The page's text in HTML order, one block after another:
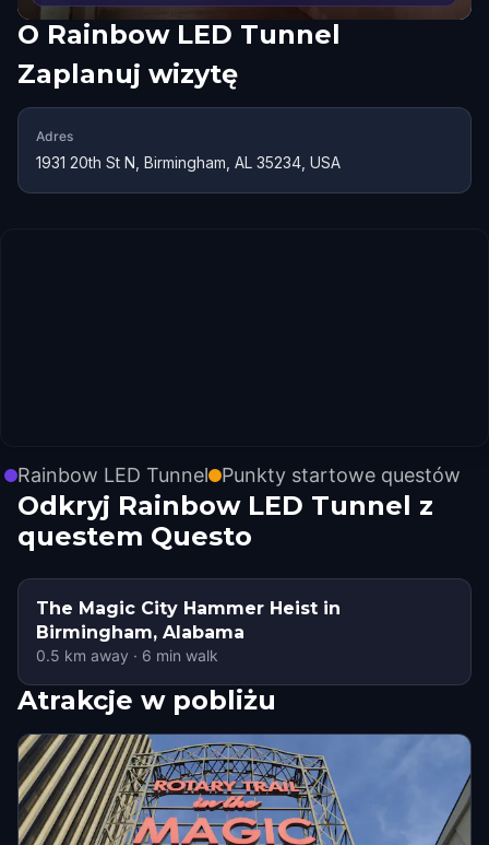
O Rainbow LED Tunnel
Zaplanuj wizytę
Adres
1931 20th St N, Birmingham, AL 35234, USA
Rainbow LED Tunnel Punkty startowe questów
Odkryj Rainbow LED Tunnel z
questem Questo
The Magic City Hammer Heist in
Birmingham, Alabama
0.5 km away · 6 min walk
Atrakcje w pobliżu